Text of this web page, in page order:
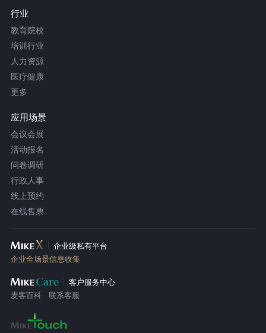
行业
教育院校
培训行业
人力资源
医疗健康
更多
应用场景
会议会展
活动报名
问卷调研
行政人事
线上预约
在线售票
企业级私有平台
企业全场景信息收集
客户服务中心
麦客百科
联系客服